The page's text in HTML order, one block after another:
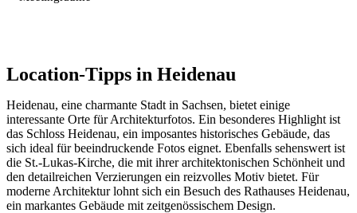
Location-Tipps in Heidenau
Heidenau, eine charmante Stadt in Sachsen, bietet einige
interessante Orte für Architekturfotos. Ein besonderes Highlight ist
das Schloss Heidenau, ein imposantes historisches Gebäude, das
sich ideal für beeindruckende Fotos eignet. Ebenfalls sehenswert ist
die St.-Lukas-Kirche, die mit ihrer architektonischen Schönheit und
den detailreichen Verzierungen ein reizvolles Motiv bietet. Für
moderne Architektur lohnt sich ein Besuch des Rathauses Heidenau,
ein markantes Gebäude mit zeitgenössischem Design.